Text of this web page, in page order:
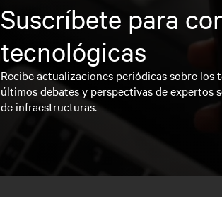
Suscríbete para
tecnológicas
Recibe actualizaciones periódicas sobre
últimos debates y perspectivas de expertos
de infraestructuras.